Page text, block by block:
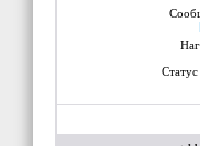
Статус